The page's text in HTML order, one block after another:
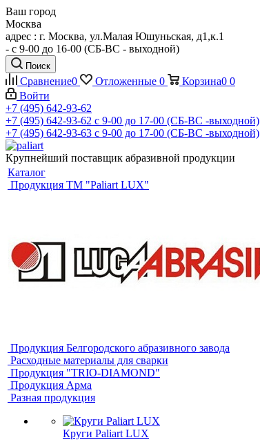
Ваш город
Москва
адрес : г. Москва, ул.Малая Юшуньская, д1,к.1
- c 9-00 до 16-00 (СБ-ВС - выходной)
Поиск
Сравнение0 Отложенные 0 Корзина0 0
Войти
+7 (495) 642-93-62
+7 (495) 642-93-62 c 9-00 до 17-00 (СБ-ВС -выходной)
+7 (495) 642-93-63 c 9-00 до 17-00 (СБ-ВС -выходной)
Крупнейший поставщик абразивной продукции
Каталог
Продукция ТМ "Paliart LUX"
Продукция Белгородского абразивного завода
Расходные материалы для сварки
Продукция "TRIO-DIAMOND"
Продукция Арма
Разная продукция
Круги Paliart LUX